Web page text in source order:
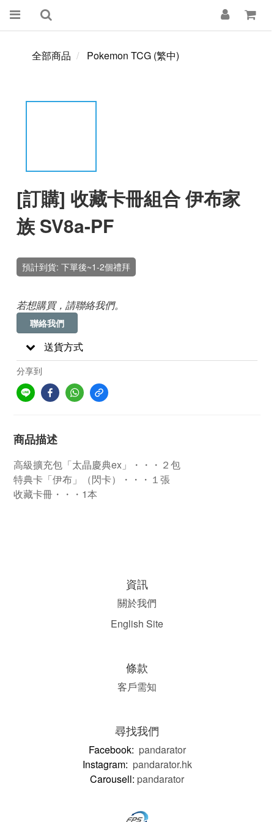
全部商品 Pokemon TCG (繁中)
[訂購] 收藏卡冊組合 伊布家
族 SV8a-PF
預計到貨: 下單後~1-2個禮拜
若想購買，請聯絡我們。
聯絡我們
送貨方式
分享到
商品描述
高級擴充包「太晶慶典ex」・・・２包
特典卡「伊布」（閃卡）・・・１張
收藏卡冊・・・1本
資訊
關於我們
English Site
條款
客戶需知
尋找我們
Facebook: pandarator
Instagram: pandarator.hk
Carousell: pandarator